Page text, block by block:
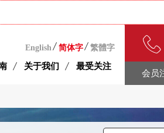
English 简体字 繁體字
关于我们 最受关注
会员